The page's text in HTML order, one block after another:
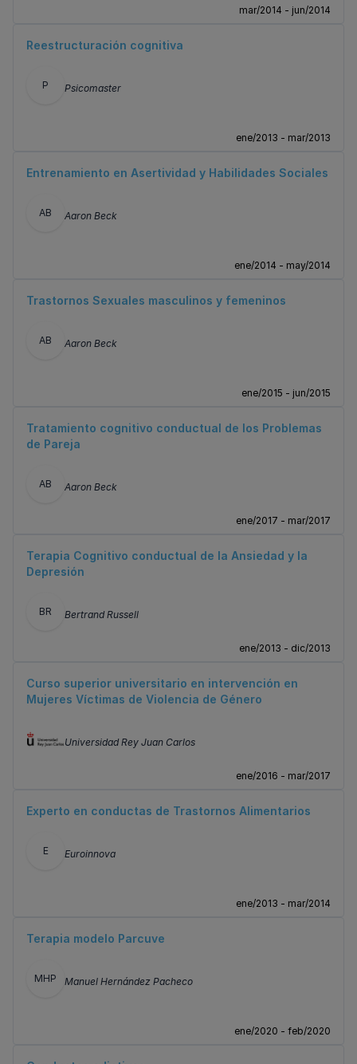
mar/2014 - jun/2014
Reestructuración cognitiva
P Psicomaster
ene/2013 - mar/2013
Entrenamiento en Asertividad y Habilidades Sociales
AB Aaron Beck
ene/2014 - may/2014
Trastornos Sexuales masculinos y femeninos
AB Aaron Beck
ene/2015 - jun/2015
Tratamiento cognitivo conductual de los Problemas
de Pareja
AB Aaron Beck
ene/2017 - mar/2017
Terapia Cognitivo conductual de la Ansiedad y la
Depresión
BR Bertrand Russell
ene/2013 - dic/2013
Curso superior universitario en intervención en
Mujeres Víctimas de Violencia de Género
Universidad Rey Juan Carlos
ene/2016 - mar/2017
Experto en conductas de Trastornos Alimentarios
E Euroinnova
ene/2013 - mar/2014
Terapia modelo Parcuve
MHP Manuel Hernández Pacheco
ene/2020 - feb/2020